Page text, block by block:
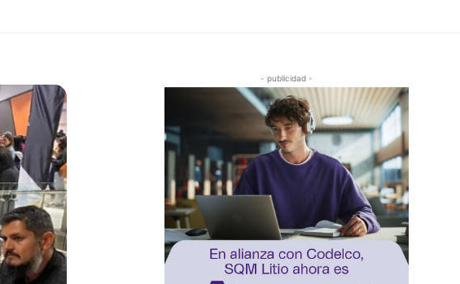
- publicidad -